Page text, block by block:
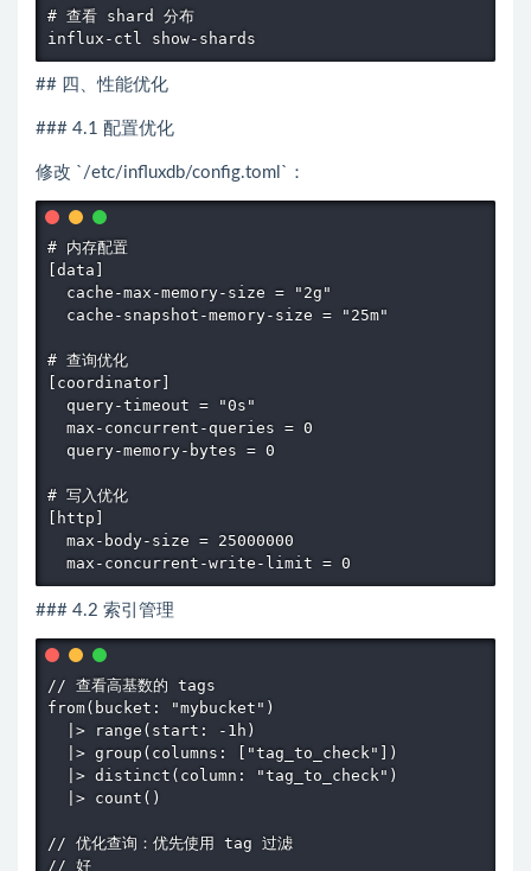
# 查看 shard 分布
influx-ctl show-shards
## 四、性能优化
### 4.1 配置优化
修改 `/etc/influxdb/config.toml`：
# 内存配置
[data]
  cache-max-memory-size = "2g"
  cache-snapshot-memory-size = "25m"
# 查询优化
[coordinator]
  query-timeout = "0s"
  max-concurrent-queries = 0
  query-memory-bytes = 0
# 写入优化
[http]
  max-body-size = 25000000
  max-concurrent-write-limit = 0
### 4.2 索引管理
// 查看高基数的 tags
from(bucket: "mybucket")
  |> range(start: -1h)
  |> group(columns: ["tag_to_check"])
  |> distinct(column: "tag_to_check")
  |> count()
// 优化查询：优先使用 tag 过滤
// 好